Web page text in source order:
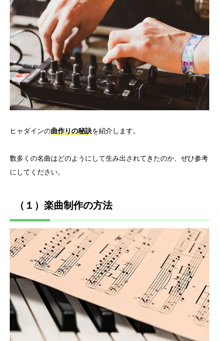
ヒャダインの曲作りの秘訣を紹介します。
数多くの名曲はどのようにして生み出されてきたのか、ぜひ参考
にしてください。
（１）楽曲制作の方法